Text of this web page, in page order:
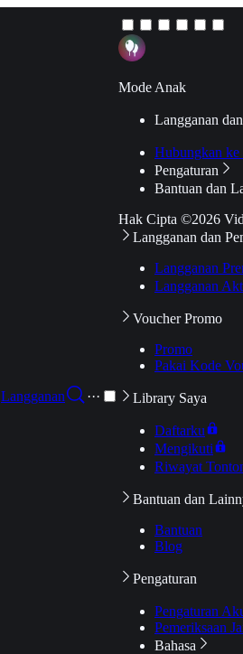
Langganan
···
Mode Anak
Langganan
Hubungkan
Pengaturan
Bantuan dan
Hak Cipta ©2026
Langganan dan
Langganan
Langganan
Voucher Promo
Promo
Pakai Kode
Library Saya
Daftarku
Mengikuti
Riwayat
Bantuan dan
Bantuan
Blog
Pengaturan
Pengaturan
Pemeriksaan
Bahasa